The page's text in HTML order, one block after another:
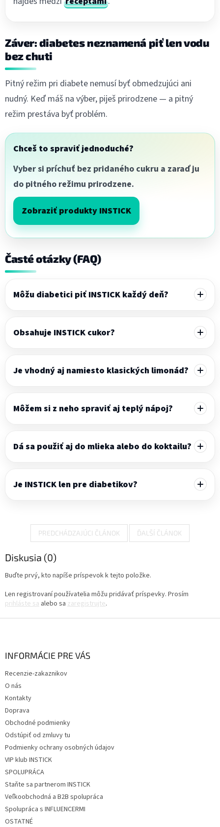
Záver: diabetes neznamená piť len vodu
bez chuti
Pitný režim pri diabete nemusí byť obmedzujúci ani
nudný. Keď máš na výber, piješ prirodzene — a pitný
režim prestáva byť problém.
Chceš to spraviť jednoduché?
Vyber si príchuť bez pridaného cukru a zaraď ju
do pitného režimu prirodzene.
Zobraziť produkty INSTICK
Časté otázky (FAQ)
Môžu diabetici piť INSTICK každý deň?
Obsahuje INSTICK cukor?
Je vhodný aj namiesto klasických limonád?
Môžem si z neho spraviť aj teplý nápoj?
Dá sa použiť aj do mlieka alebo do koktailu?
Je INSTICK len pre diabetikov?
PREDCHÁDZAJÚCI ČLÁNOK ĎALŠÍ ČLÁNOK
Diskusia (0)
Buďte prvý, kto napíše príspevok k tejto položke.
Len registrovaní používatelia môžu pridávať príspevky. Prosím
prihláste sa alebo sa zaregistrujte.
INFORMÁCIE PRE VÁS
Recenzie-zakaznikov
O nás
Kontakty
Doprava
Obchodné podmienky
Odstúpiť od zmluvy tu
Podmienky ochrany osobných údajov
VIP klub INSTICK
SPOLUPRÁCA
Staňte sa partnerom INSTICK
Veľkoobchodná a B2B spolupráca
Spolupráca s INFLUENCERMI
OSTATNÉ